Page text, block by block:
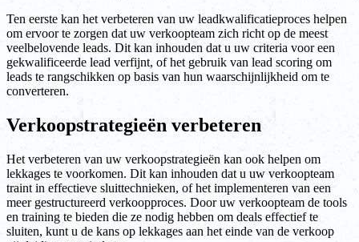
Ten eerste kan het verbeteren van uw leadkwalificatieproces helpen
om ervoor te zorgen dat uw verkoopteam zich richt op de meest
veelbelovende leads. Dit kan inhouden dat u uw criteria voor een
gekwalificeerde lead verfijnt, of het gebruik van lead scoring om
leads te rangschikken op basis van hun waarschijnlijkheid om te
converteren.
Verkoopstrategieën verbeteren
Het verbeteren van uw verkoopstrategieën kan ook helpen om
lekkages te voorkomen. Dit kan inhouden dat u uw verkoopteam
traint in effectieve sluittechnieken, of het implementeren van een
meer gestructureerd verkoopproces. Door uw verkoopteam de tools
en training te bieden die ze nodig hebben om deals effectief te
sluiten, kunt u de kans op lekkages aan het einde van de verkoop